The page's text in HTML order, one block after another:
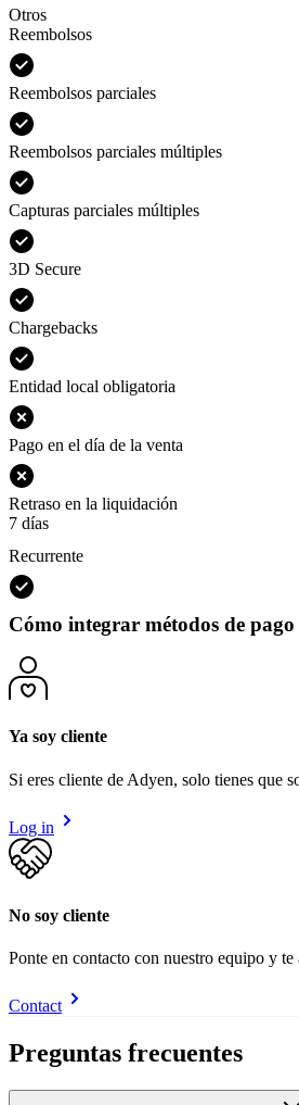
Otros
Reembolsos
Reembolsos parciales
Reembolsos parciales múltiples
Capturas parciales múltiples
3D Secure
Chargebacks
Entidad local obligatoria
Pago en el día de la venta
Retraso en la liquidación
7 días
Recurrente
Cómo integrar métodos de pago
Ya soy cliente
Si eres cliente de Adyen, solo tienes que
Log in
No soy cliente
Ponte en contacto con nuestro equipo y
Contact
Preguntas frecuentes